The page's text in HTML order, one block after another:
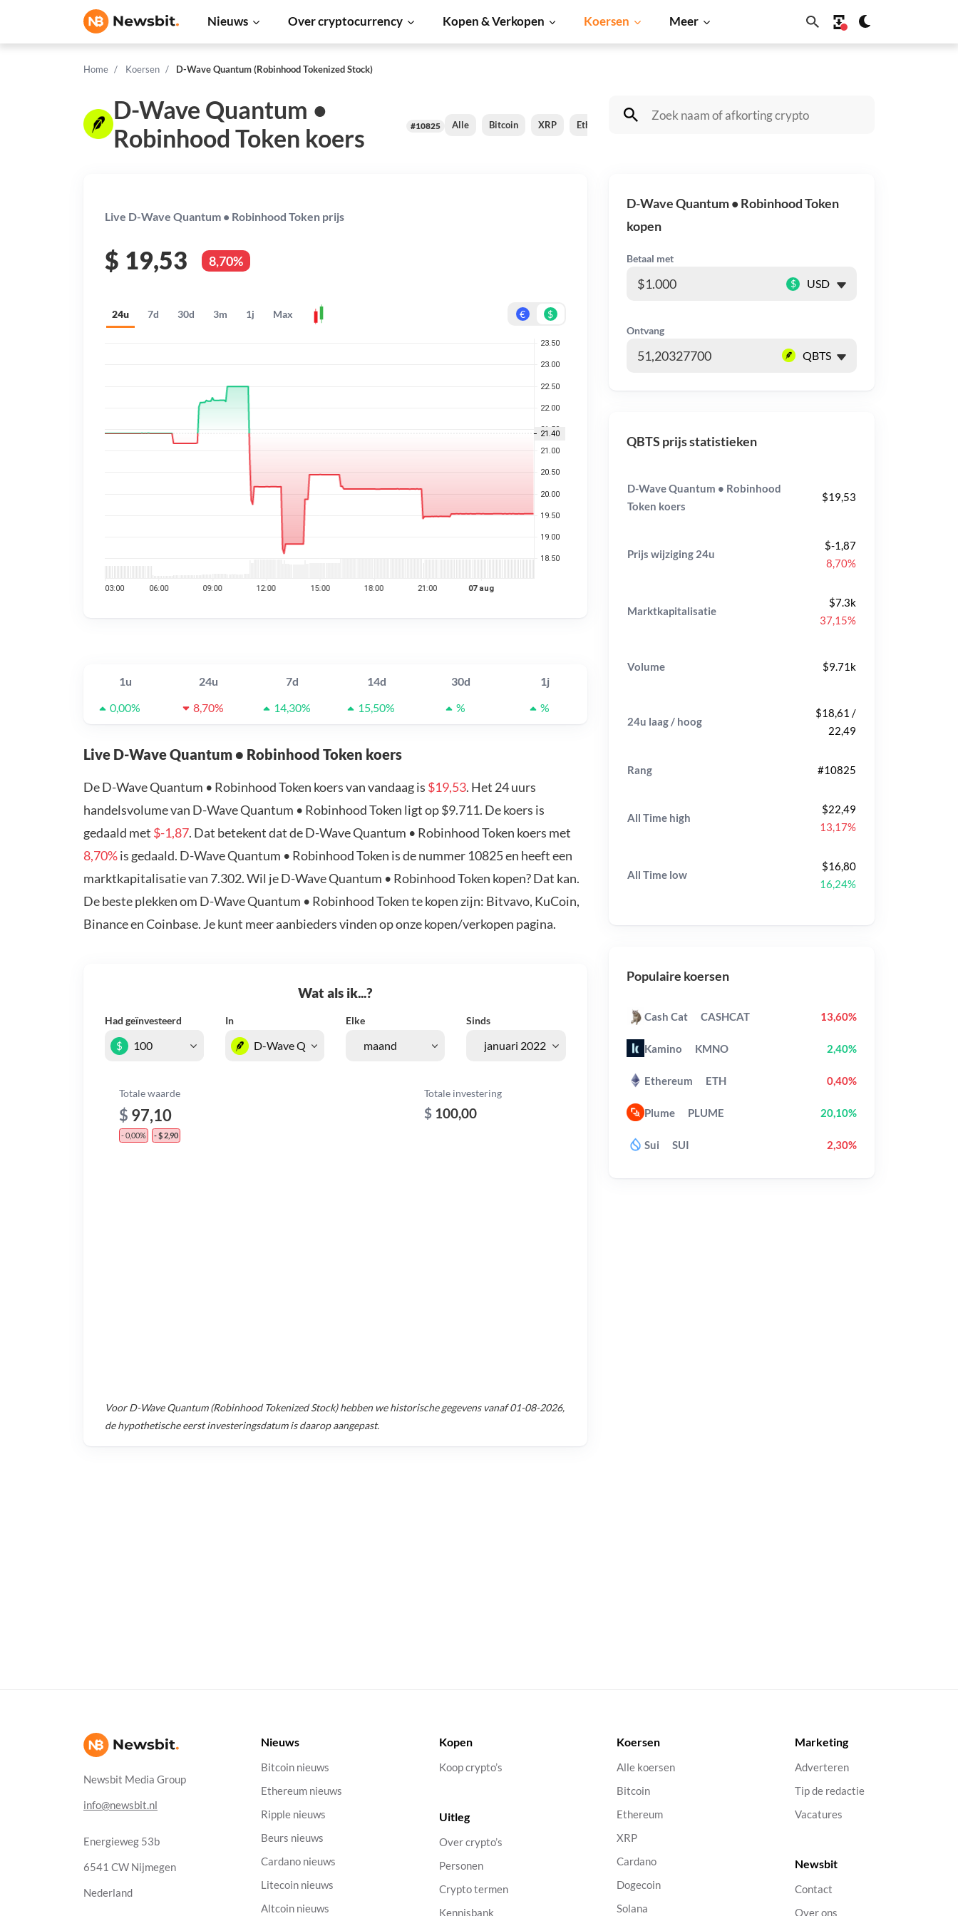
Nieuws Over cryptocurrency Kopen & Verkopen Koersen Meer
Home Koersen D-Wave Quantum (Robinhood Tokenized Stock)
D-Wave Quantum •
Robinhood Token koers
#10825 Alle Bitcoin XRP Ethereum Cardano Dogecoin
Live D-Wave Quantum • Robinhood Token prijs
$ 19,53 8,70%
24u 7d 30d 3m 1j Max € $
1u 24u 7d 14d 30d
1j
0,00%
8,70% 14,30% 15,50% % %
Live D-Wave Quantum • Robinhood Token koers
De D-Wave Quantum • Robinhood Token koers van vandaag is $19,53. Het 24 uurs
handelsvolume van D-Wave Quantum • Robinhood Token ligt op $9.711. De koers is
gedaald met $-1,87. Dat betekent dat de D-Wave Quantum • Robinhood Token koers met
8,70%is gedaald. D-Wave Quantum • Robinhood Token is de nummer 10825 en heeft een
marktkapitalisatie van 7.302. Wil je D-Wave Quantum • Robinhood Token kopen? Dat kan.
De beste plekken om D-Wave Quantum • Robinhood Token te kopen zijn: Bitvavo, KuCoin,
Binance en Coinbase. Je kunt meer aanbieders vinden op onze kopen/verkopen pagina.
Wat als ik...?
Had geïnvesteerd In Elke Sinds
$
Totale waarde
$ 97,10
- 0,00% - $ 2,90
Totale investering
$ 100,00
VoorD-Wave Quantum (Robinhood Tokenized Stock)hebben we historische gegevens vanaf01-08-2026,
de hypothetische eerst investeringsdatum is daarop aangepast.
D-Wave Quantum • Robinhood Token
kopen
Betaal met
$
Ontvang
QBTS prijs statistieken
D-Wave Quantum • Robinhood
Token koers
$19,53
Prijs wijziging 24u
$-1,87
8,70%
Marktkapitalisatie
$7.3k
37,15%
Volume $9.71k
24u laag / hoog
$18,61 /
22,49
Rang #10825
All Time high
$22,49
13,17%
All Time low
$16,80
16,24%
Populaire koersen
Cash Cat CASHCAT 13,60%
Kamino KMNO 2,40%
Ethereum ETH 0,40%
Plume PLUME 20,10%
Sui SUI 2,30%
Newsbit Media Group
info@newsbit.nl
Energieweg 53b
6541 CW Nijmegen
Nederland
Nieuws
Bitcoin nieuws
Ethereum nieuws
Ripple nieuws
Beurs nieuws
Cardano nieuws
Litecoin nieuws
Altcoin nieuws
Kopen
Koop crypto’s
Uitleg
Over crypto’s
Personen
Crypto termen
Kennisbank
Koersen
Alle koersen
Bitcoin
Ethereum
XRP
Cardano
Dogecoin
Solana
Marketing
Adverteren
Tip de redactie
Vacatures
Newsbit
Contact
Over ons